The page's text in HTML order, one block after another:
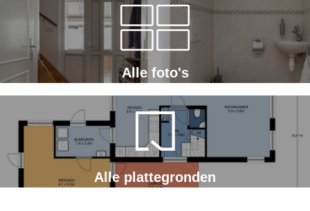
Alle foto's
Alle plattegronden